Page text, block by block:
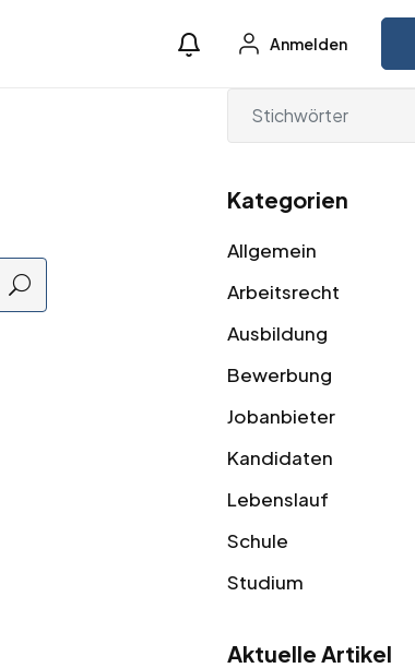
Anmelden
Kategorien
Allgemein
Arbeitsrecht
Ausbildung
Bewerbung
Jobanbieter
Kandidaten
Lebenslauf
Schule
Studium
Aktuelle Artikel